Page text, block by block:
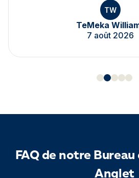
TW
TeMeka
7 août 2026
FAQ de notre Bureau
Anglet